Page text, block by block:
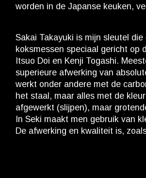
worden in de Japanse keuken,
Sakai Takayuki is mijn sleutel
koksmessen speciaal gericht op
Itsuo Doi en Kenji Togashi.
superieure afwerking van
werkt onder andere met de
het staal, maar alles met de
afgewerkt (slijpen), maar
In Seki maakt men gebruik van
De afwerking en kwaliteit is,